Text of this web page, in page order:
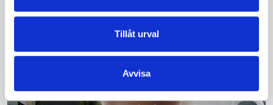
Tillåt urval
Avvisa